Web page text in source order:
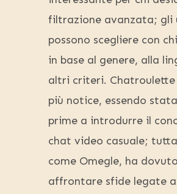
filtrazione avanzata; gli
possono scegliere con
in base al genere, alla
altri criteri.
più notice, essendo
prime a introdurre il
chat video casuale;
come Omegle, ha dovuto
affrontare sfide legate a